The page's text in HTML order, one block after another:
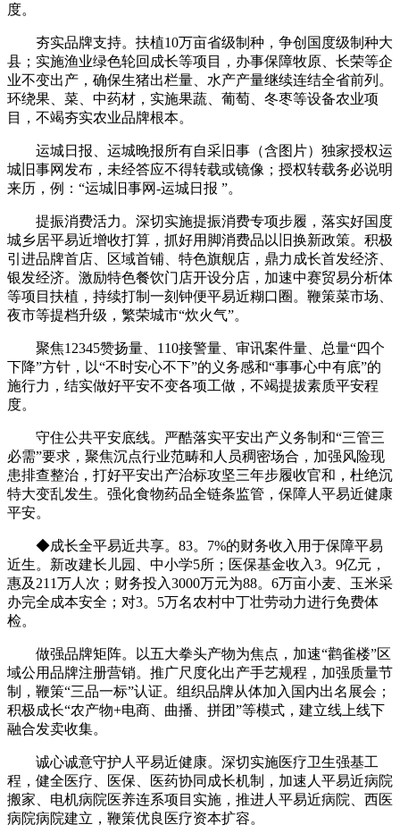
度。
夯实品牌支持。扶植10万亩省级制种，争创国度级制种大
县；实施渔业绿色轮回成长等项目，办事保障牧原、长荣等企
业不变出产，确保生猪出栏量、水产产量继续连结全省前列。
环绕果、菜、中药材，实施果蔬、葡萄、冬枣等设备农业项
目，不竭夯实农业品牌根本。
运城日报、运城晚报所有自采旧事（含图片）独家授权运
城旧事网发布，未经答应不得转载或镜像；授权转载务必说明
来历，例：“运城旧事网-运城日报 ”。
提振消费活力。深切实施提振消费专项步履，落实好国度
城乡居平易近增收打算，抓好用脚消费品以旧换新政策。积极
引进品牌首店、区域首铺、特色旗舰店，鼎力成长首发经济、
银发经济。激励特色餐饮门店开设分店，加速中赛贸易分析体
等项目扶植，持续打制一刻钟便平易近糊口圈。鞭策菜市场、
夜市等提档升级，繁荣城市“炊火气”。
聚焦12345赞扬量、110接警量、审讯案件量、总量“四个
下降”方针，以“不时安心不下”的义务感和“事事心中有底”的
施行力，结实做好平安不变各项工做，不竭提拔素质平安程
度。
守住公共平安底线。严酷落实平安出产义务制和“三管三
必需”要求，聚焦沉点行业范畴和人员稠密场合，加强风险现
患排查整治，打好平安出产治标攻坚三年步履收官和，杜绝沉
特大变乱发生。强化食物药品全链条监管，保障人平易近健康
平安。
◆成长全平易近共享。83。7%的财务收入用于保障平易
近生。新改建长儿园、中小学5所；医保基金收入3。9亿元，
惠及211万人次；财务投入3000万元为88。6万亩小麦、玉米采
办完全成本安全；对3。5万名农村中丁壮劳动力进行免费体
检。
做强品牌矩阵。以五大拳头产物为焦点，加速“鹳雀楼”区
域公用品牌注册营销。推广尺度化出产手艺规程，加强质量节
制，鞭策“三品一标”认证。组织品牌从体加入国内出名展会；
积极成长“农产物+电商、曲播、拼团”等模式，建立线上线下
融合发卖收集。
诚心诚意守护人平易近健康。深切实施医疗卫生强基工
程，健全医疗、医保、医药协同成长机制，加速人平易近病院
搬家、电机病院医养连系项目实施，推进人平易近病院、西医
病院病院建立，鞭策优良医疗资本扩容。